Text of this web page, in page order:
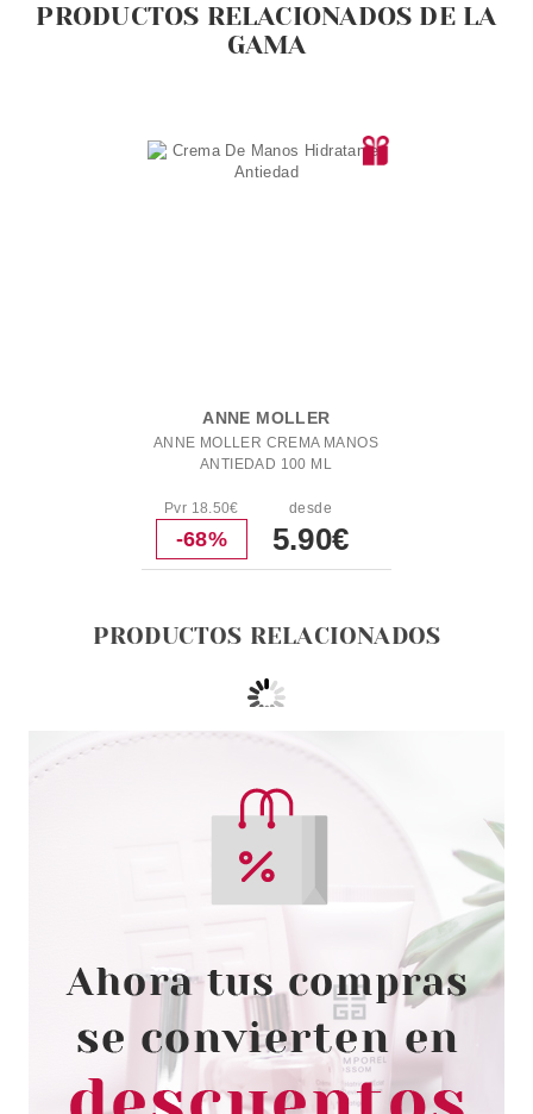
PRODUCTOS RELACIONADOS DE LA
GAMA
ANNE MOLLER
ANNE MOLLER CREMA MANOS
ANTIEDAD 100 ML
Pvr 18.50€
-68%
desde
5.90€
PRODUCTOS RELACIONADOS
ANNE MOLLER
ANNE MOLLER CREMA
PEELING PROGRESIVO NOCHE
50 ML
Pvr 51.00€
-45%
desde
28.30€